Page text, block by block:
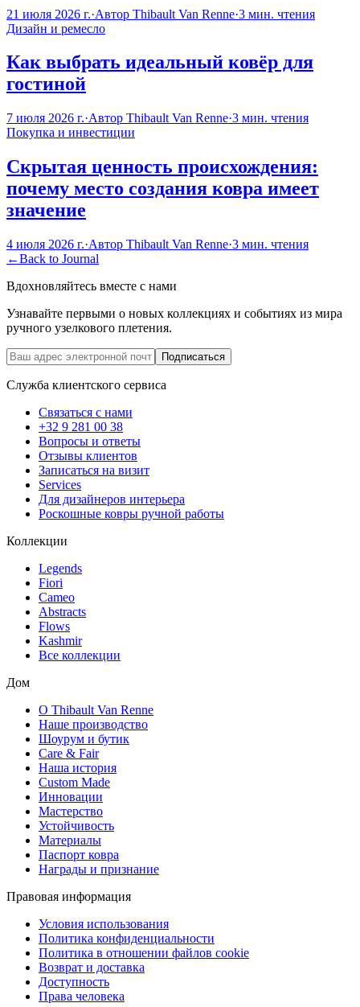
21 июля 2026 г.·Автор Thibault Van Renne·3 мин. чтения
Дизайн и ремесло
Как выбрать идеальный ковёр для
гостиной
7 июля 2026 г.·Автор Thibault Van Renne·3 мин. чтения
Покупка и инвестиции
Скрытая ценность происхождения:
почему место создания ковра имеет
значение
4 июля 2026 г.·Автор Thibault Van Renne·3 мин. чтения
←Back to Journal
Вдохновляйтесь вместе с нами
Узнавайте первыми о новых коллекциях и событиях из мира
ручного узелкового плетения.
Подписаться
Служба клиентского сервиса
Связаться с нами
+32 9 281 00 38
Вопросы и ответы
Отзывы клиентов
Записаться на визит
Services
Для дизайнеров интерьера
Роскошные ковры ручной работы
Коллекции
Legends
Fiori
Cameo
Abstracts
Flows
Kashmir
Все коллекции
Дом
О Thibault Van Renne
Наше производство
Шоурум и бутик
Care & Fair
Наша история
Custom Made
Инновации
Мастерство
Устойчивость
Материалы
Паспорт ковра
Награды и признание
Правовая информация
Условия использования
Политика конфиденциальности
Политика в отношении файлов cookie
Возврат и доставка
Доступность
Права человека